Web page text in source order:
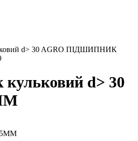
d> 30 AGRO ПІДШИПНИК
d> 30